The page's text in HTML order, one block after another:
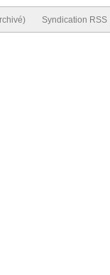
Syndication RSS